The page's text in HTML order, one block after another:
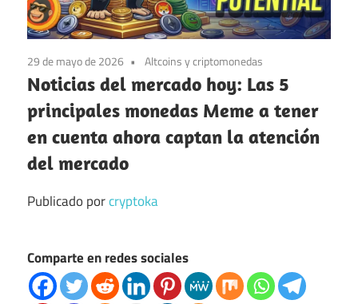
29 de mayo de 2026 Altcoins y criptomonedas
Noticias del mercado hoy: Las 5
principales monedas Meme a tener
en cuenta ahora captan la atención
del mercado
Publicado porcryptoka
Comparte en redes sociales